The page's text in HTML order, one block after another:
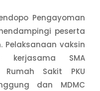
Pengayoman
peserta
Pelaksanaan vaksin
SMA
Sakit PKU
dan MDMC